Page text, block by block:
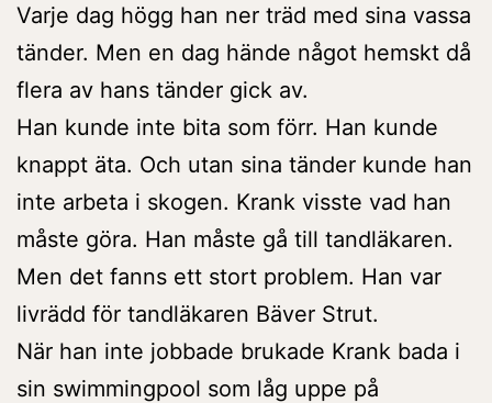
Varje dag högg han ner träd med sina vassa
tänder. Men en dag hände något hemskt då
flera av hans tänder gick av.
Han kunde inte bita som förr. Han kunde
knappt äta. Och utan sina tänder kunde han
inte arbeta i skogen. Krank visste vad han
måste göra. Han måste gå till tandläkaren.
Men det fanns ett stort problem. Han var
livrädd för tandläkaren Bäver Strut.
När han inte jobbade brukade Krank bada i
sin swimmingpool som låg uppe på